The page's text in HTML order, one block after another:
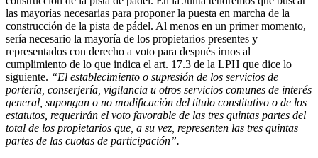
las mayorías necesarias para proponer la puesta en marcha de la
construcción de la pista de pádel. Al menos en un primer momento,
sería necesario la mayoría de los propietarios presentes y
representados con derecho a voto para después irnos al
cumplimiento de lo que indica el art. 17.3 de la LPH que dice lo
siguiente. “El establecimiento o supresión de los servicios de
portería, conserjería, vigilancia u otros servicios comunes de interés
general, supongan o no modificación del título constitutivo o de los
estatutos, requerirán el voto favorable de las tres quintas partes del
total de los propietarios que, a su vez, representen las tres quintas
partes de las cuotas de participación”.